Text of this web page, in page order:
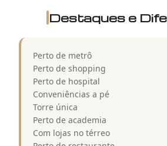
Destaques e
Perto de metrô
Perto de shopping
Perto de hospital
Conveniências a pé
Torre única
Perto de academia
Com lojas no térreo